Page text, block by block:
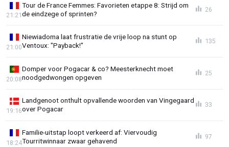
Tour de France Femmes: Favorieten etappe 8: Strijd om
de eindzege of sprinten?
21:21
26
Niewiadoma laat frustratie de vrije loop na stunt op
Ventoux: "Payback!"
21:00
135
Domper voor Pogacar & co? Meesterknecht moet
noodgedwongen opgeven
20:08
25
Landgenoot onthult opvallende woorden van Vingegaard
over Pogacar
19:16
33
Familie-uitstap loopt verkeerd af: Viervoudig
Tourritwinnaar zwaar gehavend
18:24
97